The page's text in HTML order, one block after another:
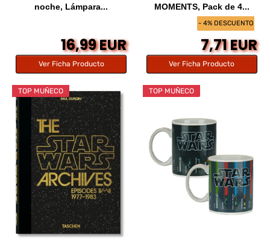
noche, Lámpara...
16,99 EUR
Ver Ficha Producto
- 4% DESCUENTO
MOMENTS, Pack de 4...
7,71 EUR
Ver Ficha Producto
TOP MUÑECO TOP MUÑECO